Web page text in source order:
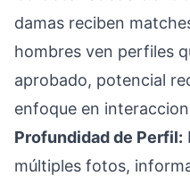
damas reciben
hombres ven perfiles
aprobado, potencial
enfoque en
Profundidad de Perfil:
múltiples fotos,